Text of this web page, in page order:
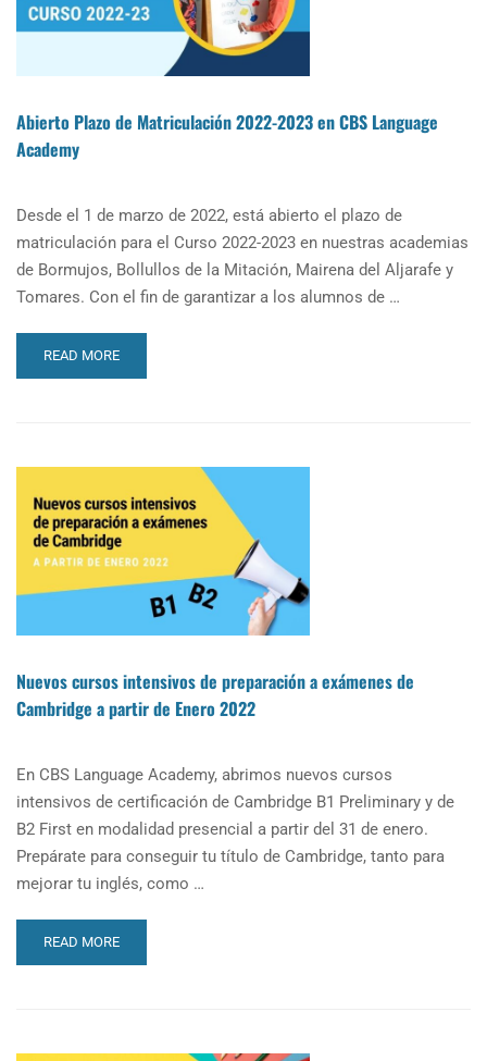
B2
Y
JUNIO
Abierto Plazo de Matriculación 2022-2023 en CBS Language
Academy
Desde el 1 de marzo de 2022, está abierto el plazo de
matriculación para el Curso 2022-2023 en nuestras academias
de Bormujos, Bollullos de la Mitación, Mairena del Aljarafe y
Tomares. Con el fin de garantizar a los alumnos de …
READ
MORE
DE
2022-
2023
EN
CBS
LANGUAGE
READ MORE
Nuevos cursos intensivos de preparación a exámenes de
Cambridge a partir de Enero 2022
En CBS Language Academy, abrimos nuevos cursos
intensivos de certificación de Cambridge B1 Preliminary y de
B2 First en modalidad presencial a partir del 31 de enero.
Prepárate para conseguir tu título de Cambridge, tanto para
mejorar tu inglés, como …
READ
MORE
INTENSIVOS
READ MORE